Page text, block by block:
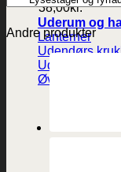
38,00kr.
Uderum og
Lanterner
Udendørs
Udendørs
Øvrig have
Andre produkter